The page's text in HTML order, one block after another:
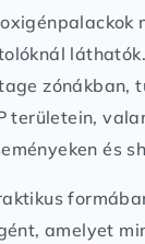
zónákban,
területein,
és
amelyet